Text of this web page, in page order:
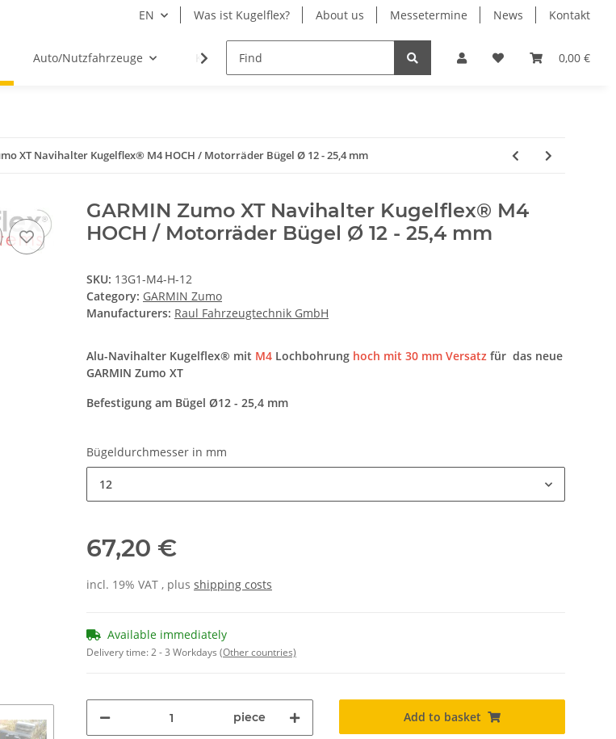
EN Was ist Kugelflex? About us Messetermine News Kontakt
0,00 €
Auto/Nutzfahrzeuge Kugelflex® Chrom Stromversorgung
XT Navihalter Kugelflex® M4 HOCH / Motorräder Bügel Ø 12 - 25,4 mm
GARMIN Zumo XT Navihalter Kugelflex® M4
HOCH / Motorräder Bügel Ø 12 - 25,4 mm
SKU: 13G1-M4-H-12
Category: GARMIN Zumo
Manufacturers: Raul Fahrzeugtechnik GmbH
Alu-Navihalter Kugelflex® mit M4 Lochbohrung hoch mit 30 mm Versatz für das neue
GARMIN Zumo XT
Befestigung am Bügel Ø12 - 25,4 mm
Bügeldurchmesser in mm
12
67,20 €
incl. 19% VAT , plus shipping costs
Available immediately
Delivery time:2 - 3 Workdays (Other countries)
piece Add to basket